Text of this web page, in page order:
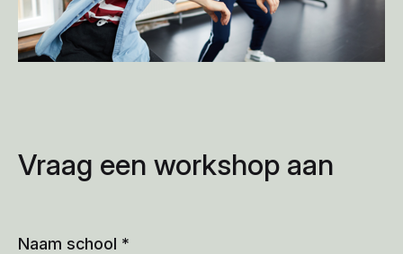
Vraag een workshop aan
Naam school *